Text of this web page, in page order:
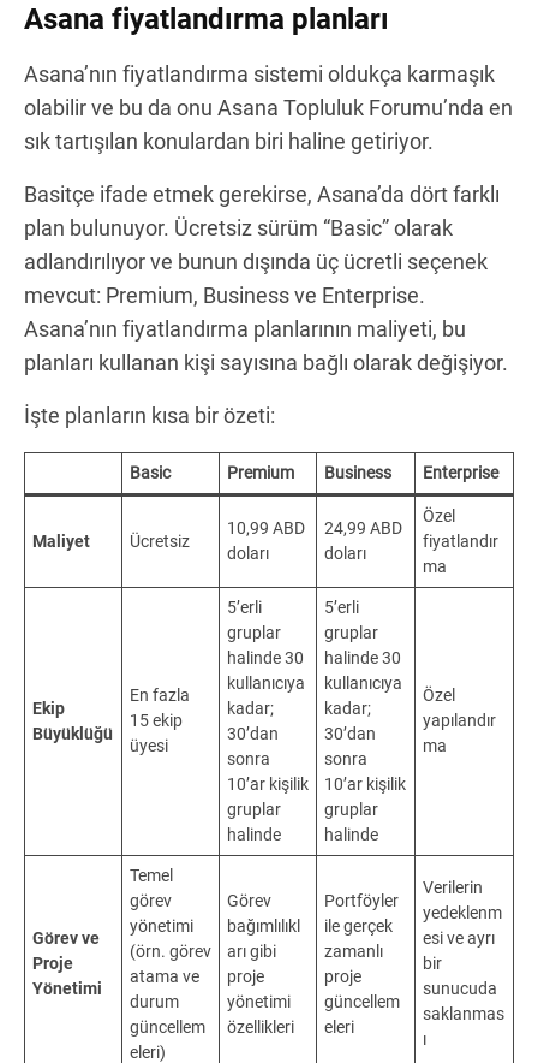
Asana fiyatlandırma planları
Asana’nın fiyatlandırma sistemi oldukça karmaşık
olabilir ve bu da onu Asana Topluluk Forumu’nda en
sık tartışılan konulardan biri haline getiriyor.
Basitçe ifade etmek gerekirse, Asana’da dört farklı
plan bulunuyor. Ücretsiz sürüm “Basic” olarak
adlandırılıyor ve bunun dışında üç ücretli seçenek
mevcut: Premium, Business ve Enterprise.
Asana’nın fiyatlandırma planlarının maliyeti, bu
planları kullanan kişi sayısına bağlı olarak değişiyor.
İşte planların kısa bir özeti:
Basic Premium Business Enterprise
Maliyet Ücretsiz
10,99 ABD
doları
24,99 ABD
doları
Özel
fiyatlandır
ma
Ekip
Büyüklüğü
En fazla
15 ekip
üyesi
5’erli
gruplar
halinde 30
kullanıcıya
kadar;
30’dan
sonra
10’ar kişilik
gruplar
halinde
5’erli
gruplar
halinde 30
kullanıcıya
kadar;
30’dan
sonra
10’ar kişilik
gruplar
halinde
Özel
yapılandır
ma
Görev ve
Proje
Yönetimi
Temel
görev
yönetimi
(örn. görev
atama ve
durum
güncellem
eleri)
Görev
bağımlılıkl
arı gibi
proje
yönetimi
özellikleri
Portföyler
ile gerçek
zamanlı
proje
güncellem
eleri
Verilerin
yedeklenm
esi ve ayrı
bir
sunucuda
saklanmas
ı